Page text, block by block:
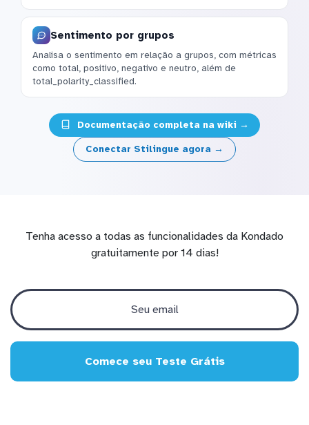
Sentimento por grupos
Analisa o sentimento em relação a grupos, com métricas
como total, positivo, negativo e neutro, além de
total_polarity_classified.
Documentação completa na wiki →
Conectar Stilingue agora →
Tenha acesso a todas as funcionalidades da Kondado
gratuitamente por 14 dias!
Comece seu Teste Grátis